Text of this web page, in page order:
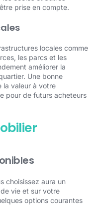
prise en compte.
locales comme
les parcs et les
améliorer la
Une bonne
la valeur à votre
pour de futurs acheteurs
choisissez aura un
vie et sur votre
options courantes